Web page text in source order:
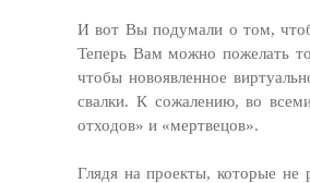
И вот Вы подумали о том,
Теперь Вам можно пожелать
чтобы новоявленное
свалки. К сожалению, во
отходов» и «мертвецов».
Глядя на проекты, которые не